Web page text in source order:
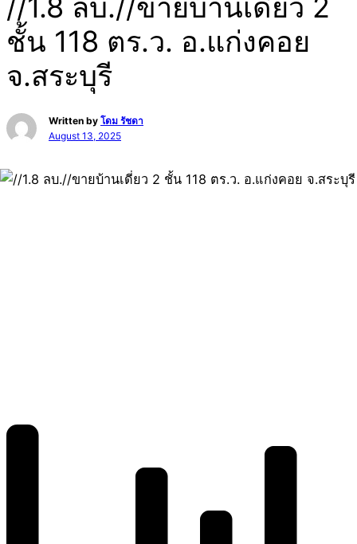
//1.8 ลบ.//ขายบ้านเดี่ยว 2
ชั้น 118 ตร.ว. อ.แก่งคอย
จ.สระบุรี
Written by โดม รัชดา
August 13, 2025